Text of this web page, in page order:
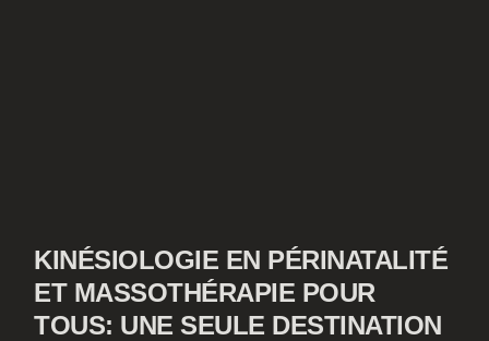
KINÉSIOLOGIE EN PÉRINATALITÉ
ET MASSOTHÉRAPIE POUR
TOUS: UNE SEULE DESTINATION